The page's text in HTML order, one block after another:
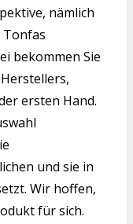
nämlich
Tonfas
bekommen Sie
ersten Hand.
und sie in
Wir hoffen,
für sich.